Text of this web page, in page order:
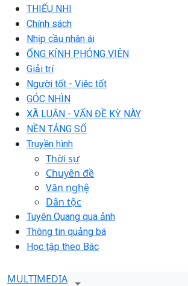
THIẾU NHI
Chính sách
Nhịp cầu nhân ái
ỐNG KÍNH PHÓNG VIÊN
Giải trí
Người tốt - Việc tốt
GÓC NHÌN
XÃ LUẬN - VẤN ĐỀ KỲ NÀY
NỀN TẢNG SỐ
Truyền hình
Thời sự
Chuyên đề
Văn nghệ
Dân tộc
Tuyên Quang qua ảnh
Thông tin quảng bá
Học tập theo Bác
MULTIMEDIA